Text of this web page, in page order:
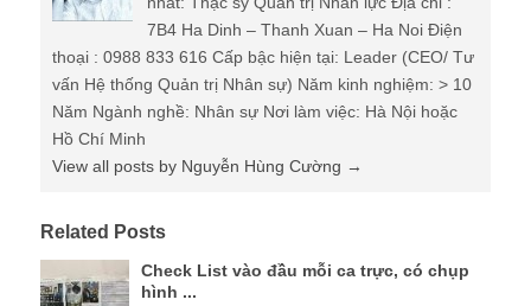
7B4 Ha Dinh – Thanh Xuan – Ha Noi Điện
thoại : 0988 833 616 Cấp bậc hiện tại: Leader (CEO/ Tư
vấn Hệ thống Quản trị Nhân sự) Năm kinh nghiệm: > 10
Năm Ngành nghề: Nhân sự Nơi làm việc: Hà Nội hoặc
Hồ Chí Minh
View all posts by Nguyễn Hùng Cường →
Related Posts
Check List vào đầu mỗi ca trực, có chụp
hình ...